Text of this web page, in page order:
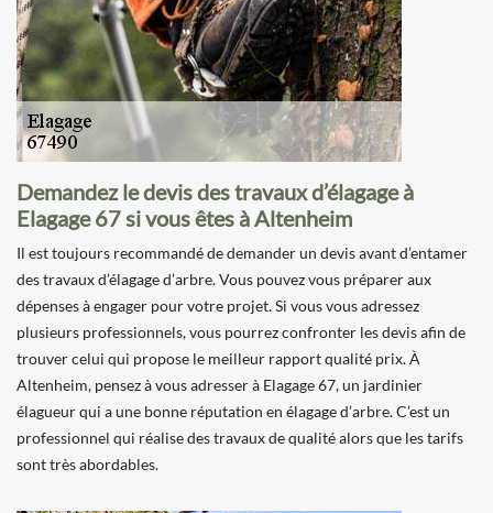
Demandez le devis des travaux d’élagage à
Elagage 67 si vous êtes à Altenheim
Il est toujours recommandé de demander un devis avant d’entamer
des travaux d’élagage d’arbre. Vous pouvez vous préparer aux
dépenses à engager pour votre projet. Si vous vous adressez
plusieurs professionnels, vous pourrez confronter les devis afin de
trouver celui qui propose le meilleur rapport qualité prix. À
Altenheim, pensez à vous adresser à Elagage 67, un jardinier
élagueur qui a une bonne réputation en élagage d’arbre. C’est un
professionnel qui réalise des travaux de qualité alors que les tarifs
sont très abordables.